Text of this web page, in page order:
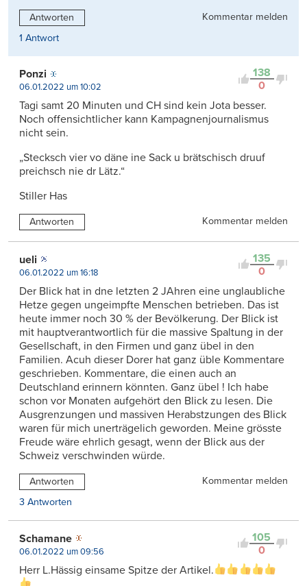
Antworten
Kommentar melden
1 Antwort
138
0
Ponzi
06.01.2022 um 10:02
Tagi samt 20 Minuten und CH sind kein Jota besser.
Noch offensichtlicher kann Kampagnenjournalismus
nicht sein.
„Stecksch vier vo däne ine Sack u brätschisch druuf
preichsch nie dr Lätz.“
Stiller Has
Antworten Kommentar melden
135
0
ueli
06.01.2022 um 16:18
Der Blick hat in dne letzten 2 JAhren eine unglaubliche
Hetze gegen ungeimpfte Menschen betrieben. Das ist
heute immer noch 30 % der Bevölkerung. Der Blick ist
mit hauptverantwortlich für die massive Spaltung in der
Gesellschaft, in den Firmen und ganz übel in den
Familien. Acuh dieser Dorer hat ganz üble Kommentare
geschrieben. Kommentare, die einen auch an
Deutschland erinnern könnten. Ganz übel ! Ich habe
schon vor Monaten aufgehört den Blick zu lesen. Die
Ausgrenzungen und massiven Herabstzungen des Blick
waren für mich unerträgelich geworden. Meine grösste
Freude wäre ehrlich gesagt, wenn der Blick aus der
Schweiz verschwinden würde.
Antworten
Kommentar melden
3 Antworten
105
0
Schamane
06.01.2022 um 09:56
Herr L.Hässig einsame Spitze der Artikel.